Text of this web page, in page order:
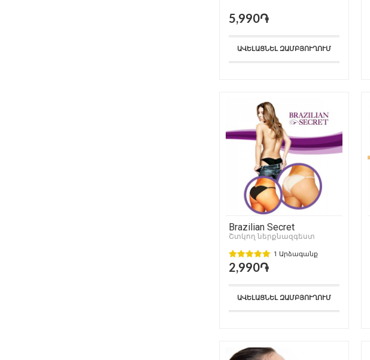
5,990֏
ԱՎԵԼԱՑՆԵԼ ԶԱՄԲՅՈՒՂՈՒՄ
Brazilian Secret
Շտկող ներքնազգեստ
1 Արձագանք
2,990֏
ԱՎԵԼԱՑՆԵԼ ԶԱՄԲՅՈՒՂՈՒՄ